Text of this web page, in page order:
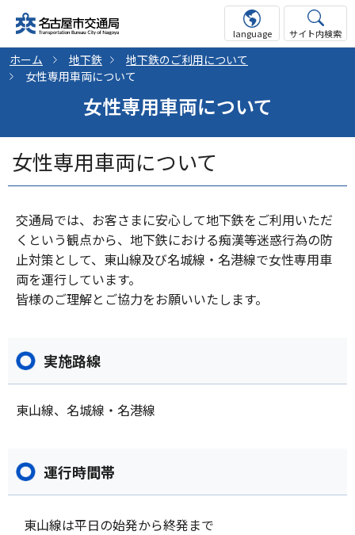
language サイト内検索
ホーム 地下鉄
地下鉄のご利用について
女性専用車両について
女性専用車両について
女性専用車両について
交通局では、お客さまに安心して地下鉄をご利用いただ
くという観点から、地下鉄における痴漢等迷惑行為の防
止対策として、東山線及び名城線・名港線で女性専用車
両を運行しています。
皆様のご理解とご協力をお願いいたします。
実施路線
東山線、名城線・名港線
運行時間帯
東山線は平日の始発から終発まで